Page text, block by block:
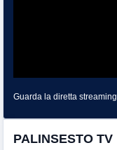
Guarda la diretta streaming
PALINSESTO TV